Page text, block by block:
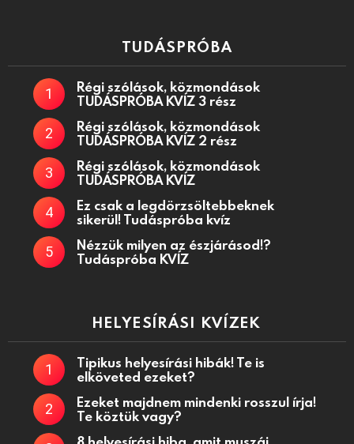
TUDÁSPRÓBA
Régi szólások, közmondások
TUDÁSPRÓBA KVÍZ 3 rész
Régi szólások, közmondások
TUDÁSPRÓBA KVÍZ 2 rész
Régi szólások, közmondások
TUDÁSPRÓBA KVÍZ
Ez csak a legdörzsöltebbeknek
sikerül! Tudáspróba kvíz
Nézzük milyen az észjárásod!?
Tudáspróba KVÍZ
HELYESÍRÁSI KVÍZEK
Tipikus helyesírási hibák! Te is
elköveted ezeket?
Ezeket majdnem mindenki rosszul írja!
Te köztük vagy?